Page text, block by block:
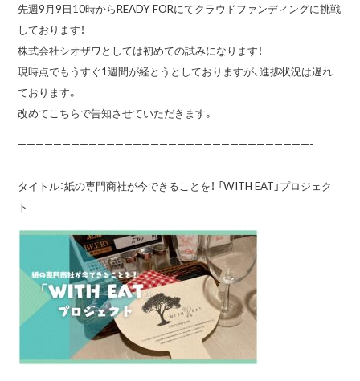
先週9月9日10時からREADY FORにてクラウドファンディングに挑戦
しております！
株式会社シオザワとしては初めての試みになります！
現時点でもうすぐ1週間が経とうとしておりますが、進捗状況は遅れ
ております。
改めてこちらで告知させていただきます。
—————————————————————————————————-
タイトル：紙の専門商社が今できることを！ 「WITH EAT」プロジェク
ト